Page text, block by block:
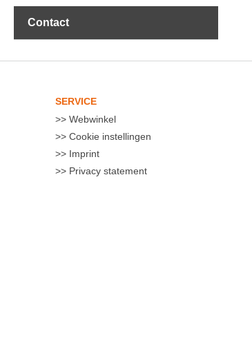
Contact
SERVICE
Webwinkel
Cookie instellingen
Imprint
Privacy statement